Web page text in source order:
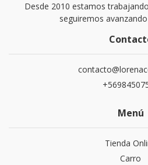
Desde 2010 estamos
seguiremos
Menú
Tienda
Carro